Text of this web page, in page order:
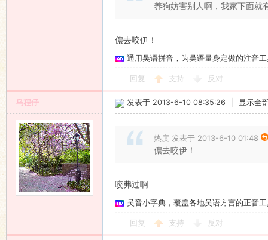
养狗妨害别人啊，我家下面就
儂去咬伊！
通用吴语拼音，为吴语量身定做的注音
回复 支持 反对
乌程仔 发表于 2013-6-10 08:35:26 显示全
热度 发表于 2013-6-10 01:48
儂去咬伊！
咬弗过啊
吴音小字典，覆盖各地吴语方言的正音
回复 支持 反对